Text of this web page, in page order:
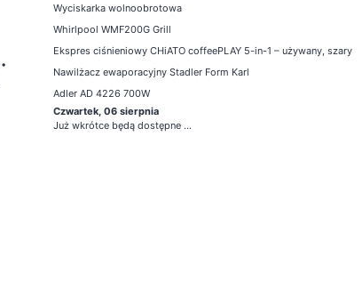
•
Wyciskarka wolnoobrotowa
Whirlpool WMF200G Grill
Ekspres ciśnieniowy CHiATO coffeePLAY 5-in-1 – używany, szary
Nawilżacz ewaporacyjny Stadler Form Karl
Adler AD 4226 700W
Czwartek, 06 sierpnia
Już wkrótce będą dostępne ...